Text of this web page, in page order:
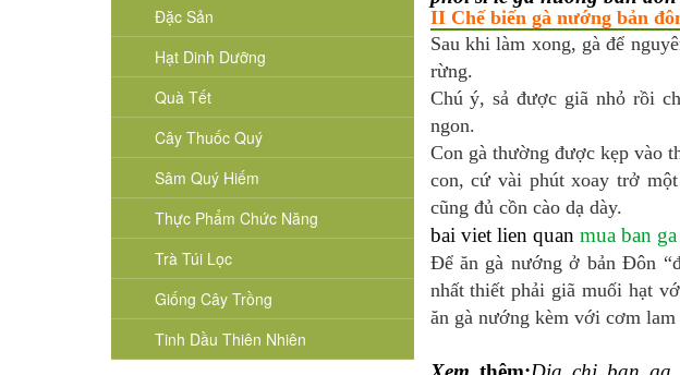
Đặc Sản
Hạt Dinh Dưỡng
Quà Tết
Cây Thuốc Quý
Sâm Quý Hiếm
Thực Phẩm Chức Năng
Trà Túi Lọc
Giống Cây Trồng
Tinh Dầu Thiên Nhiên
II Chế biến gà nướng bản
Sau khi làm xong, gà để
rừng.
Chú ý, sả được giã nhỏ rồi
ngon.
Con gà thường được kẹp vào
con, cứ vài phút xoay trở
cũng đủ cồn cào dạ dày.
bai viet lien quan mua ban
Để ăn gà nướng ở bản Đôn
nhất thiết phải giã muối hạt
ăn gà nướng kèm với cơm